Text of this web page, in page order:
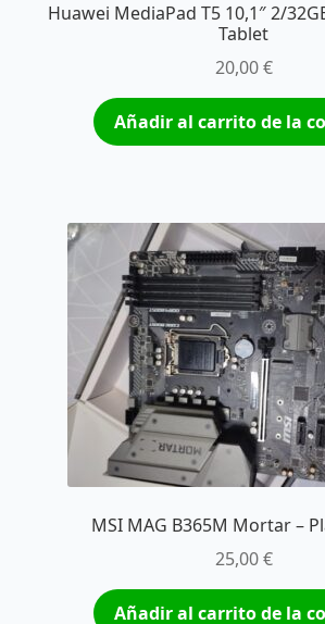
Huawei MediaPad T5 10,1″ 2/
Tablet
20,00€
Añadir al carrito de la
MSI MAG B365M Mortar –
25,00€
Añadir al carrito de la